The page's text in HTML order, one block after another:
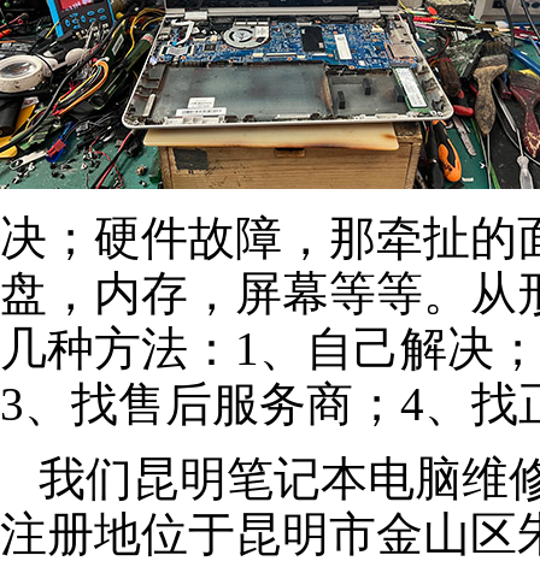
决；硬件故障，那牵扯的
盘，内存，屏幕等等。从
几种方法：1、自己解决
3、找售后服务商；4、找
我们昆明笔记本电脑维
注册地位于昆明市金山区